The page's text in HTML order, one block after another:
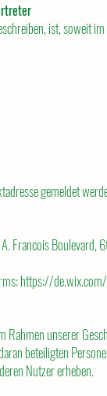
ist, soweit
gemeldet
Francois Boulevard,
https://
unserer
beteiligten
Nutzer erheben.